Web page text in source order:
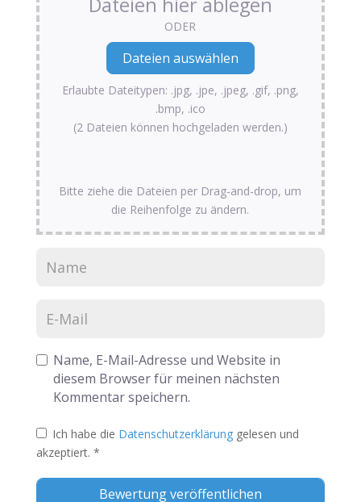
ODER
Erlaubte Dateitypen: .jpg, .jpe, .jpeg, .gif, .png,
.bmp, .ico
(2 Dateien können hochgeladen werden.)
Bitte ziehe die Dateien per Drag-and-drop, um
die Reihenfolge zu ändern.
Name, E-Mail-Adresse und Website in
diesem Browser für meinen nächsten
Kommentar speichern.
Ich habe die Datenschutzerklärung gelesen und
akzeptiert. *